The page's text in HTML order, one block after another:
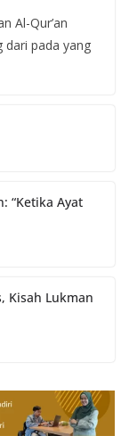
Al-Qur’an
dari pada yang
“Ketika Ayat
Kisah Lukman